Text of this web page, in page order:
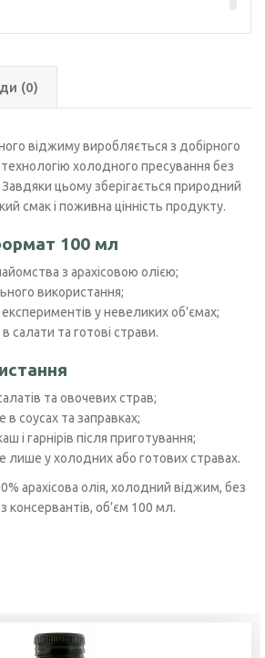
(0)
віджиму виробляється з добірного
холодного пресування без
Завдяки цьому зберігається природний
смак і поживна цінність продукту.
100 мл
з арахісовою олією;
використання;
у невеликих об’ємах;
салати та готові страви.
та овочевих страв;
в соусах та заправках;
і гарнірів після приготування;
лише у холодних або готових стравах.
арахісова олія, холодний віджим, без
консервантів, об’єм 100 мл.